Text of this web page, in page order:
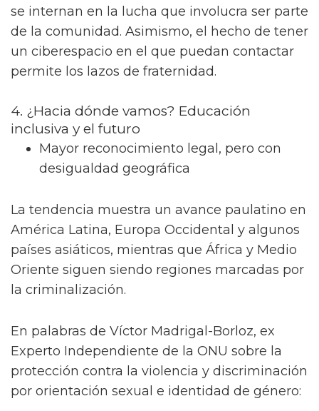
se internan en la lucha que involucra ser parte
de la comunidad. Asimismo, el hecho de tener
un ciberespacio en el que puedan contactar
permite los lazos de fraternidad.
4. ¿Hacia dónde vamos? Educación
inclusiva y el futuro
Mayor reconocimiento legal, pero con
desigualdad geográfica
La tendencia muestra un avance paulatino en
América Latina, Europa Occidental y algunos
países asiáticos, mientras que África y Medio
Oriente siguen siendo regiones marcadas por
la criminalización.
En palabras de Víctor Madrigal-Borloz, ex
Experto Independiente de la ONU sobre la
protección contra la violencia y discriminación
por orientación sexual e identidad de género: